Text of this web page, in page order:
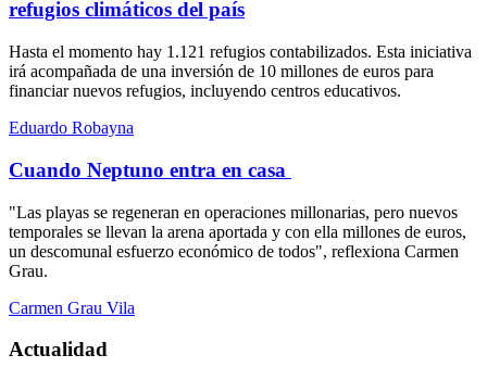
refugios climáticos del país
Hasta el momento hay 1.121 refugios contabilizados. Esta iniciativa
irá acompañada de una inversión de 10 millones de euros para
financiar nuevos refugios, incluyendo centros educativos.
Eduardo Robayna
Cuando Neptuno entra en casa
"Las playas se regeneran en operaciones millonarias, pero nuevos
temporales se llevan la arena aportada y con ella millones de euros,
un descomunal esfuerzo económico de todos", reflexiona Carmen
Grau.
Carmen Grau Vila
Actualidad